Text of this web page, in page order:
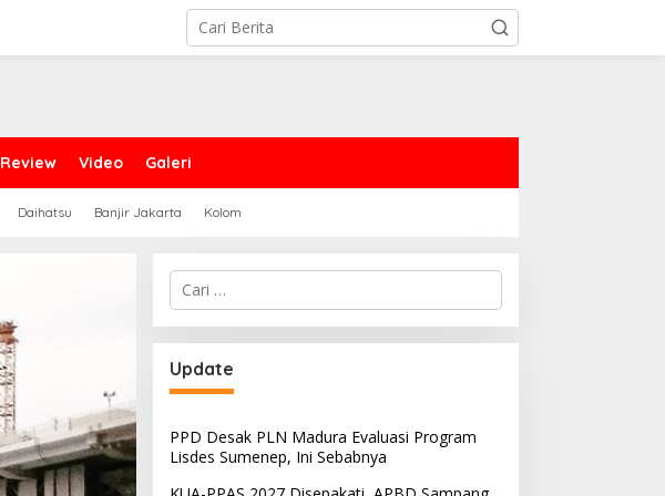
Review Video Galeri
Daihatsu Banjir Jakarta Kolom
Cari
untuk:
Update
PPD Desak PLN Madura Evaluasi Program
Lisdes Sumenep, Ini Sebabnya